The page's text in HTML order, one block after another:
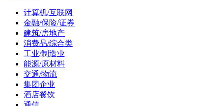
计算机/互联网
金融/保险/证券
建筑/房地产
消费品/综合类
工业/制造业
能源/原材料
交通/物流
集团企业
酒店餐饮